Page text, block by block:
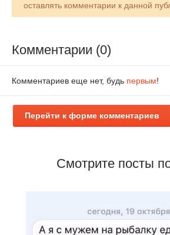
оставлять комментарии к данной
Комментарии (0)
Комментариев еще нет, будь первым!
Перейти к форме комментариев
Смотрите посты